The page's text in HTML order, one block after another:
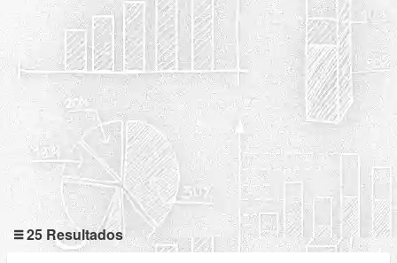
25 Resultados